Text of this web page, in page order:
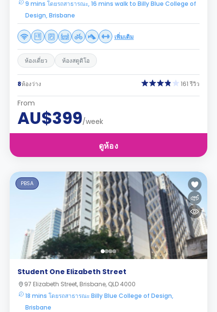
9 mins โดยรถสาธารณะ, 16 mins walk to Billy Blue College of
Design, Brisbane
เพิ่มเติม
ห้องเดี่ยว ห้องสตูดิโอ
8ห้องว่าง 161 รีวิว
From
AU$399/week
ดูห้อง
PBSA
Student One Elizabeth Street
97 Elizabeth Street, Brisbane, QLD 4000
18 mins โดยรถสาธารณะ Billy Blue College of Design,
Brisbane